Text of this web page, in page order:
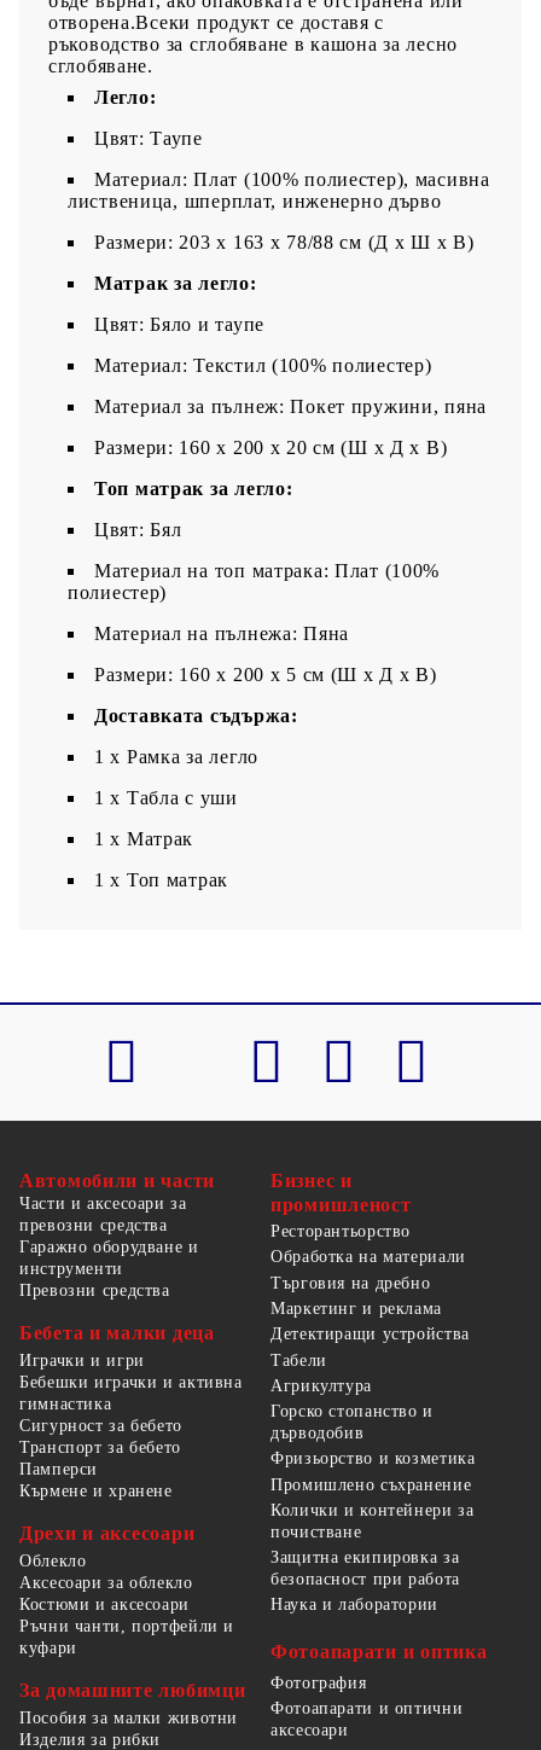
отворена.Всеки продукт се доставя с
ръководство за сглобяване в кашона за лесно
сглобяване.
Легло:
Цвят: Таупе
Материал: Плат (100% полиестер), масивна
лиственица, шперплат, инженерно дърво
Размери: 203 x 163 x 78/88 см (Д x Ш x В)
Матрак за легло:
Цвят: Бяло и таупе
Материал: Текстил (100% полиестер)
Материал за пълнеж: Покет пружини, пяна
Размери: 160 x 200 x 20 см (Ш x Д x В)
Топ матрак за легло:
Цвят: Бял
Материал на топ матрака: Плат (100%
полиестер)
Материал на пълнежа: Пяна
Размери: 160 x 200 x 5 см (Ш x Д x В)
Доставката съдържа:
1 x Рамка за легло
1 х Табла с уши
1 x Матрак
1 х Топ матрак
Автомобили и части
Части и аксесоари за
превозни средства
Гаражно оборудване и
инструменти
Превозни средства
Бебета и малки деца
Играчки и игри
Бебешки играчки и активна
гимнастика
Сигурност за бебето
Транспорт за бебето
Памперси
Кърмене и хранене
Дрехи и аксесоари
Облекло
Аксесоари за облекло
Костюми и аксесоари
Ръчни чанти, портфейли и
куфари
За домашните любимци
Пособия за малки животни
Изделия за рибки
Бизнес и
промишленост
Ресторантьорство
Обработка на материали
Търговия на дребно
Маркетинг и реклама
Детектиращи устройства
Табели
Агрикултура
Горско стопанство и
дърводобив
Фризьорство и козметика
Промишлено съхранение
Колички и контейнери за
почистване
Защитна екипировка за
безопасност при работа
Наука и лаборатории
Фотоапарати и оптика
Фотография
Фотоапарати и оптични
аксесоари